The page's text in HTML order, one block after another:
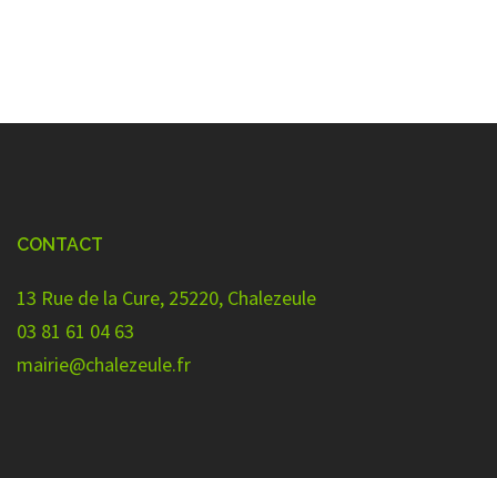
CONTACT
13 Rue de la Cure, 25220, Chalezeule
03 81 61 04 63
mairie@chalezeule.fr